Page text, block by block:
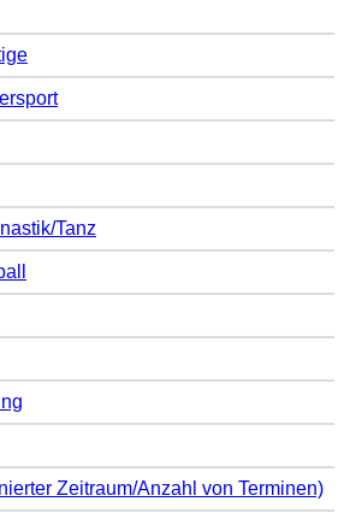
Tanz
Zeitraum/Anzahl von Terminen)